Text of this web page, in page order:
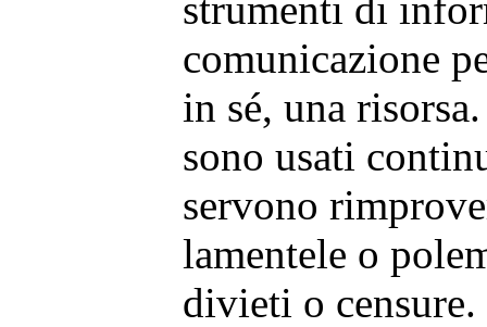
comunicazione
in sé, una
sono usati
servono
lamentele o
divieti o